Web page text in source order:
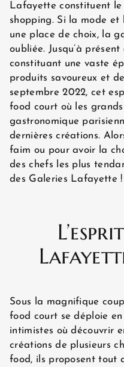
Lafayette constituent
shopping. Si la mode et
une place de choix, la
oubliée. Jusqu’à
constituant une vaste
produits savoureux et
septembre 2022, cet
food court où les
gastronomique
dernières créations.
faim ou pour avoir la
des chefs les plus
des Galeries Lafayette !
Sous la magnifique
food court se déploie
intimistes où découvrir
créations de plusieurs
food, ils proposent tout